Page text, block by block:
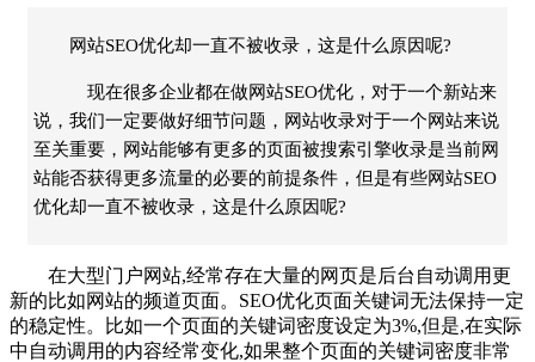
网站SEO优化却一直不被收录，这是什么原因呢?
现在很多企业都在做网站SEO优化，对于一个新站来
说，我们一定要做好细节问题，网站收录对于一个网站来说
至关重要，网站能够有更多的页面被搜索引擎收录是当前网
站能否获得更多流量的必要的前提条件，但是有些网站SEO
优化却一直不被收录，这是什么原因呢?
在大型门户网站,经常存在大量的网页是后台自动调用更
新的比如网站的频道页面。SEO优化页面关键词无法保持一定
的稳定性。比如一个页面的关键词密度设定为3%,但是,在实际
中自动调用的内容经常变化,如果整个页面的关键词密度非常